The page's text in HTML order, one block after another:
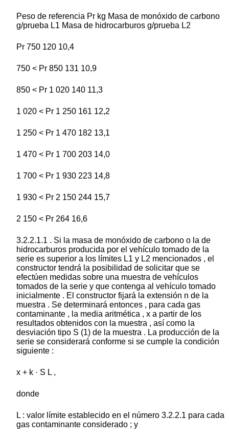
Peso de referencia Pr kg Masa de monóxido de carbono
g/prueba L1 Masa de hidrocarburos g/prueba L2
Pr 750 120 10,4
750 < Pr 850 131 10,9
850 < Pr 1 020 140 11,3
1 020 < Pr 1 250 161 12,2
1 250 < Pr 1 470 182 13,1
1 470 < Pr 1 700 203 14,0
1 700 < Pr 1 930 223 14,8
1 930 < Pr 2 150 244 15,7
2 150 < Pr 264 16,6
3.2.2.1.1 . Si la masa de monóxido de carbono o la de
hidrocarburos producida por el vehículo tomado de la
serie es superior a los límites L1 y L2 mencionados , el
constructor tendrá la posibilidad de solicitar que se
efectúen medidas sobre una muestra de vehículos
tomados de la serie y que contenga al vehículo tomado
inicialmente . El constructor fijará la extensión n de la
muestra . Se determinará entonces , para cada gas
contaminante , la media aritmética , x a partir de los
resultados obtenidos con la muestra , así como la
desviación tipo S (1) de la muestra . La producción de la
serie se considerará conforme si se cumple la condición
siguiente :
x + k · S L ,
donde
L : valor límite establecido en el número 3.2.2.1 para cada
gas contaminante considerado ; y